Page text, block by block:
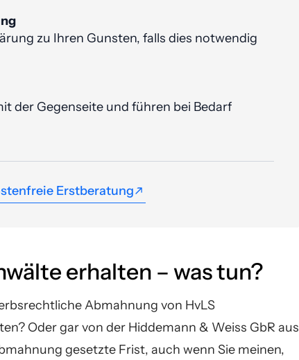
zu Ihren Gunsten, falls dies notwendig
der Gegenseite und führen bei Bedarf
Erstberatung
Erstberatung
erhalten – was tun?
Abmahnung von HvLS
Oder gar von der Hiddemann & Weiss GbR aus
gesetzte Frist, auch wenn Sie meinen,